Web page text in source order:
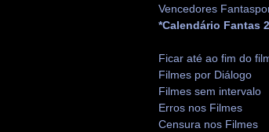
Vencedores
*Calendário Fantas
Ficar até ao fim do
Filmes por Diálogo
Filmes sem intervalo
Erros nos Filmes
Censura nos Filmes